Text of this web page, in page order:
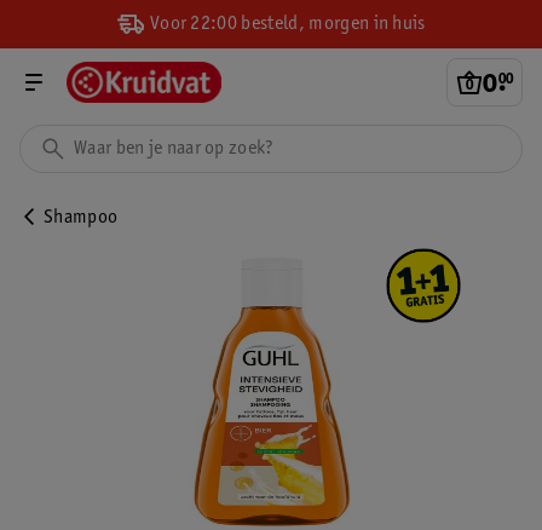
Voor 22:00 besteld, morgen in huis
0.
00
Shampoo